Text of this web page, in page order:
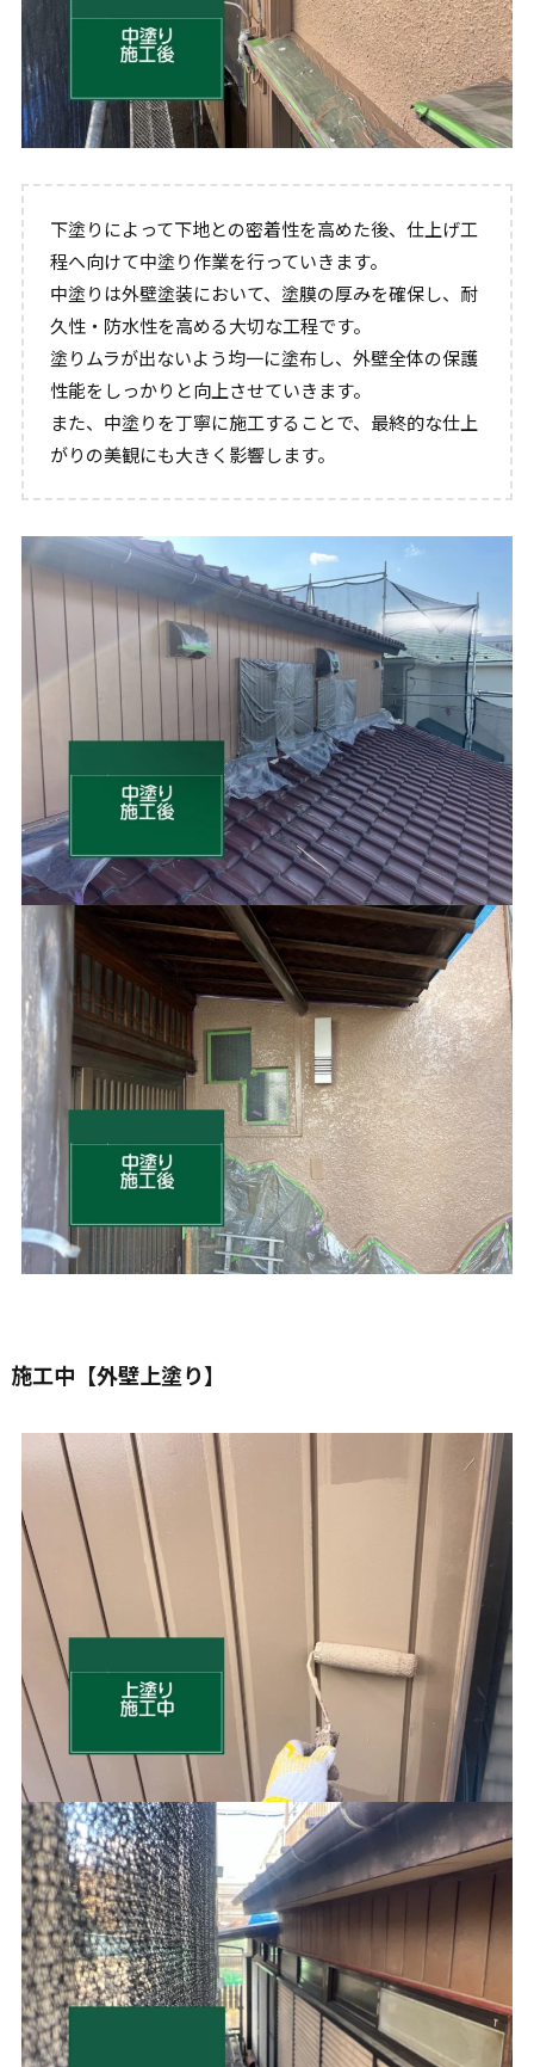
下塗りによって下地との密着性を高めた後、仕上げ工
程へ向けて中塗り作業を行っていきます。
中塗りは外壁塗装において、塗膜の厚みを確保し、耐
久性・防水性を高める大切な工程です。
塗りムラが出ないよう均一に塗布し、外壁全体の保護
性能をしっかりと向上させていきます。
また、中塗りを丁寧に施工することで、最終的な仕上
がりの美観にも大きく影響します。
施工中【外壁上塗り】